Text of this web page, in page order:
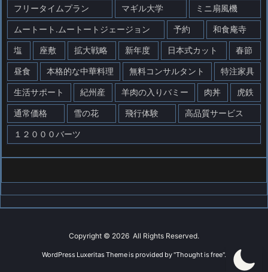
フリータイムプラン マギル大学 ミニ扇風機
ムートート.ムートートジェージョン 予約 和食庵寺
塩 座敷 拡大戦略 新年度 日本式カット 春節
昼食 本格的な中華料理 無料コンサルタント 特注家具
生活サポート 紀州産 羊肉の入りバミー 肉丼 虎鉄
通常価格 雪の花 飛行体験 高品質サービス
１２０００バーツ
Copyright © 2026 All Rights Reserved.
WordPress Luxeritas Theme is provided by "Thought is free".